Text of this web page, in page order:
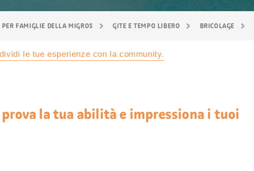
FAMIGLIE DELLA MIGROS GITE E TEMPO LIBERO BRICOLAGE
le tue esperienze con la community.
la tua abilità e impressiona i tuoi